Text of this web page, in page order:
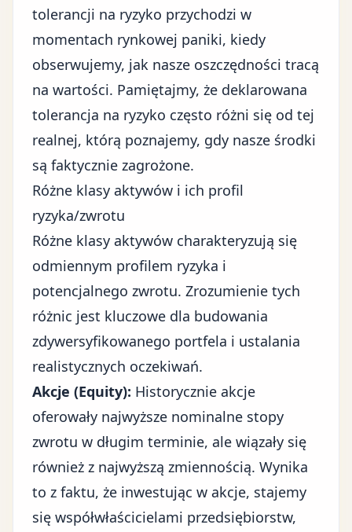
tolerancji na ryzyko przychodzi w
momentach rynkowej paniki, kiedy
obserwujemy, jak nasze oszczędności tracą
na wartości. Pamiętajmy, że deklarowana
tolerancja na ryzyko często różni się od tej
realnej, którą poznajemy, gdy nasze środki
są faktycznie zagrożone.
Różne klasy aktywów i ich profil
ryzyka/zwrotu
Różne klasy aktywów charakteryzują się
odmiennym profilem ryzyka i
potencjalnego zwrotu. Zrozumienie tych
różnic jest kluczowe dla budowania
zdywersyfikowanego portfela i ustalania
realistycznych oczekiwań.
Akcje (Equity): Historycznie akcje
oferowały najwyższe nominalne stopy
zwrotu w długim terminie, ale wiązały się
również z najwyższą zmiennością. Wynika
to z faktu, że inwestując w akcje, stajemy
się współwłaścicielami przedsiębiorstw,